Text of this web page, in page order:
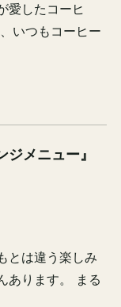
愛したコーヒ
いつもコーヒー
メニュー』
とは違う楽しみ
あります。 まる